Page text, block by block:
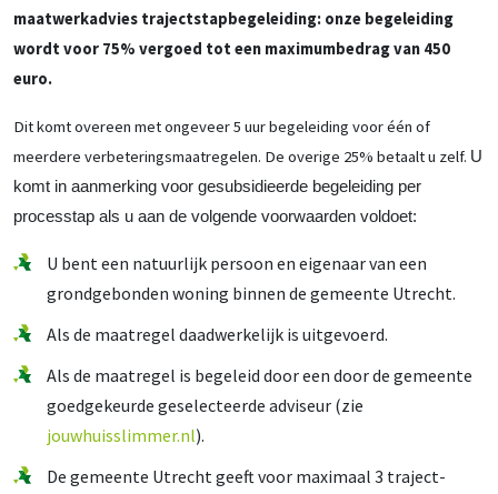
maatwerkadvies trajectstapbegeleiding: onze begeleiding
wordt voor 75% vergoed tot een maximumbedrag van 450
euro.
Dit komt overeen met ongeveer 5 uur begeleiding voor één of
meerdere verbeteringsmaatregelen. De overige 25% betaalt u zelf. U
komt in aanmerking voor gesubsidieerde begeleiding per
processtap als u aan de volgende voorwaarden voldoet:
U bent een natuurlijk persoon en eigenaar van een
grondgebonden woning binnen de gemeente Utrecht.
Als de maatregel daadwerkelijk is uitgevoerd.
Als de maatregel is begeleid door een door de gemeente
goedgekeurde geselecteerde adviseur (zie
jouwhuisslimmer.nl).
De gemeente Utrecht geeft voor maximaal 3 traject-